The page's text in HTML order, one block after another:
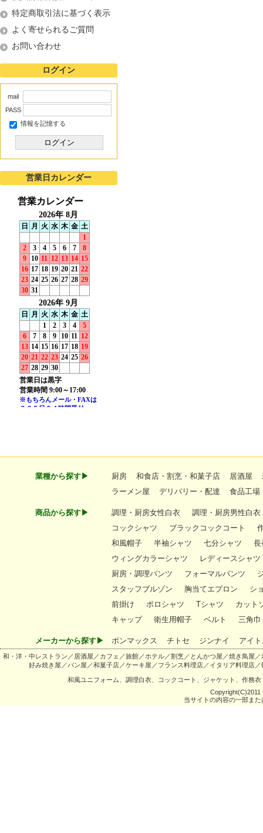
特定商取引法に基づく表示
よく寄せられるご質問
お問い合わせ
ログイン
mail
PASS
情報を記憶する
ログイン
営業日カレンダー
業種から探す▶ 厨房 和食店・割烹・和菓子店 居酒屋
ラーメン屋
デリバリー・配達 食品工場
商品から探す▶ 調理・厨房女性白衣
調理・厨房男性白衣
コックシャツ
ブラックコックコート
和風帽子
半袖シャツ 七分シャツ
長
ウィングカラーシャツ
レディースシャツ
厨房・調理パンツ
フォーマルパンツ
スタッフブルゾン
胸当てエプロン
シ
前掛け
ポロシャツ Tシャツ
カット
キャップ
衛生用帽子 ベルト 三角巾
メーカーから探す▶ ボンマックス チトセ ジンナイ アイ
和・洋・中レストラン／居酒屋／カフェ／旅館／ホテル／割烹／とんかつ屋／焼き鳥屋
好み焼き屋／パン屋／和菓子店／ケーキ屋／フランス料理店／イタリア料理店
和風ユニフォーム、調理白衣、コックコート、ジャケット、作務
Copyright(C)2011
当サイトの内容の一部ま